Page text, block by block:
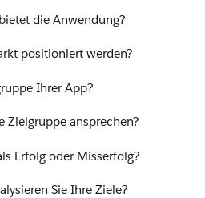
die Anwendung?
positioniert werden?
Ihrer App?
Zielgruppe ansprechen?
Erfolg oder Misserfolg?
Sie Ihre Ziele?